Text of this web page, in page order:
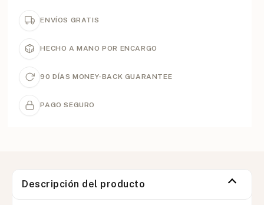
ENVÍOS GRATIS
HECHO A MANO POR ENCARGO
90 DÍAS MONEY-BACK GUARANTEE
PAGO SEGURO
Descripción del producto